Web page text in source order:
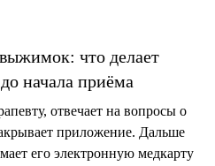
что делает
начала приёма
отвечает на вопросы о
приложение. Дальше
его электронную медкарту